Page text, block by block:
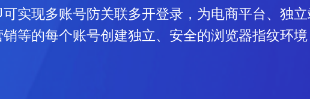
实现多账号防关联多开登录，为电商平台、独
销等的每个账号创建独立、安全的浏览器指纹环境